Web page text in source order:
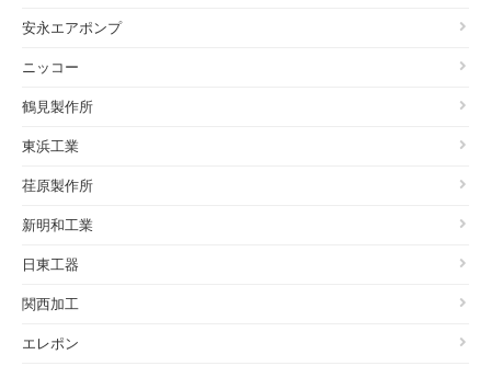
安永エアポンプ
ニッコー
鶴見製作所
東浜工業
荏原製作所
新明和工業
日東工器
関西加工
エレポン